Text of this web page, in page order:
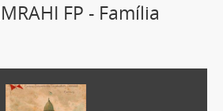
FP - Família